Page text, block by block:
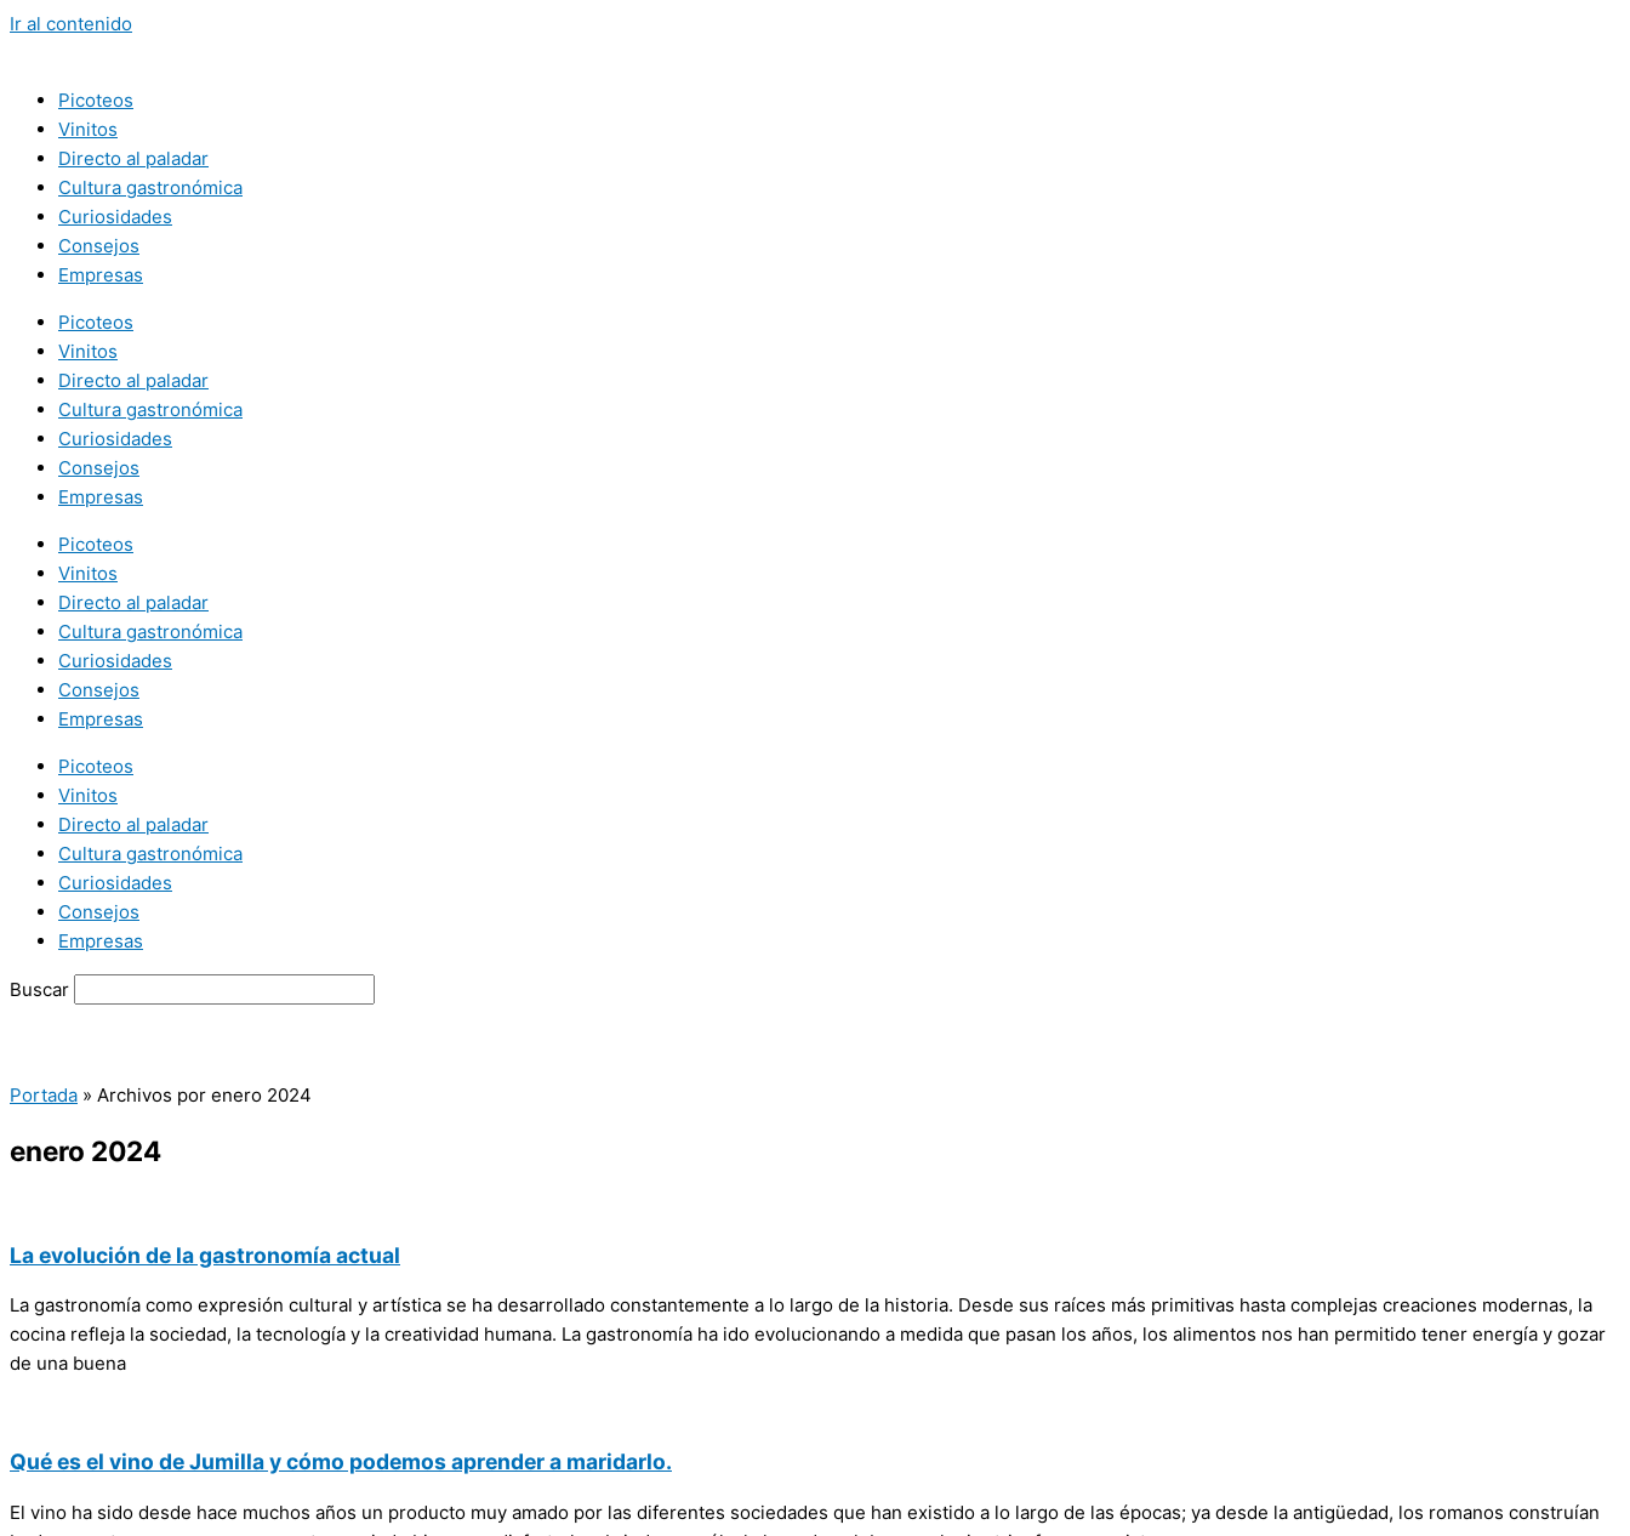
Ir al contenido
Picoteos
Vinitos
Directo al paladar
Cultura gastronómica
Curiosidades
Consejos
Empresas
Picoteos
Vinitos
Directo al paladar
Cultura gastronómica
Curiosidades
Consejos
Empresas
Picoteos
Vinitos
Directo al paladar
Cultura gastronómica
Curiosidades
Consejos
Empresas
Picoteos
Vinitos
Directo al paladar
Cultura gastronómica
Curiosidades
Consejos
Empresas
Buscar
Portada » Archivos por enero 2024
enero 2024
La evolución de la gastronomía actual
La gastronomía como expresión cultural y artística se ha desarrollado constantemente a lo largo de la historia. Desde sus raíces más primitivas hasta complejas creaciones modernas, la
cocina refleja la sociedad, la tecnología y la creatividad humana. La gastronomía ha ido evolucionando a medida que pasan los años, los alimentos nos han permitido tener energía y gozar
de una buena
Qué es el vino de Jumilla y cómo podemos aprender a maridarlo.
El vino ha sido desde hace muchos años un producto muy amado por las diferentes sociedades que han existido a lo largo de las épocas; ya desde la antigüedad, los romanos construían